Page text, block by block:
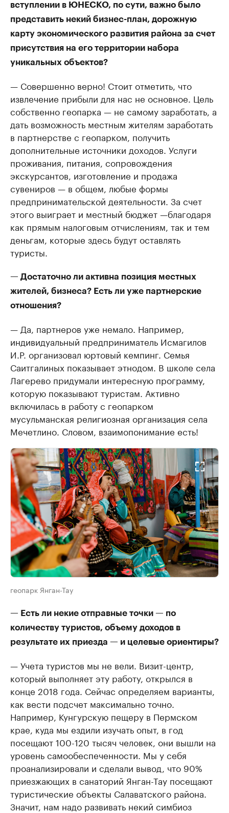
вступлении в ЮНЕСКО, по сути, важно было
представить некий бизнес-план, дорожную
карту экономического развития района за счет
присутствия на его территории набора
уникальных объектов?
— Совершенно верно! Стоит отметить, что
извлечение прибыли для нас не основное. Цель
собственно геопарка — не самому заработать, а
дать возможность местным жителям заработать
в партнерстве с геопарком, получить
дополнительные источники доходов. Услуги
проживания, питания, сопровождения
экскурсантов, изготовление и продажа
сувениров — в общем, любые формы
предпринимательской деятельности. За счет
этого выиграет и местный бюджет —благодаря
как прямым налоговым отчислениям, так и тем
деньгам, которые здесь будут оставлять
туристы.
— Достаточно ли активна позиция местных
жителей, бизнеса? Есть ли уже партнерские
отношения?
— Да, партнеров уже немало. Например,
индивидуальный предприниматель Исмагилов
И.Р. организовал юртовый кемпинг. Семья
Саитгалиных показывает этнодом. В школе села
Лагерево придумали интересную программу,
которую показывают туристам. Активно
включилась в работу с геопарком
мусульманская религиозная организация села
Мечетлино. Словом, взаимопонимание есть!
геопарк Янган-Тау
— Есть ли некие отправные точки — по
количеству туристов, объему доходов в
результате их приезда — и целевые ориентиры?
— Учета туристов мы не вели. Визит-центр,
который выполняет эту работу, открылся в
конце 2018 года. Сейчас определяем варианты,
как вести подсчет максимально точно.
Например, Кунгурскую пещеру в Пермском
крае, куда мы ездили изучать опыт, в год
посещают 100-120 тысяч человек, они вышли на
уровень самообеспеченности. Мы у себя
проанализировали и сделали вывод, что 90%
приезжающих в санаторий Янган-Тау посещают
туристические объекты Салаватского района.
Значит, нам надо развивать некий симбиоз